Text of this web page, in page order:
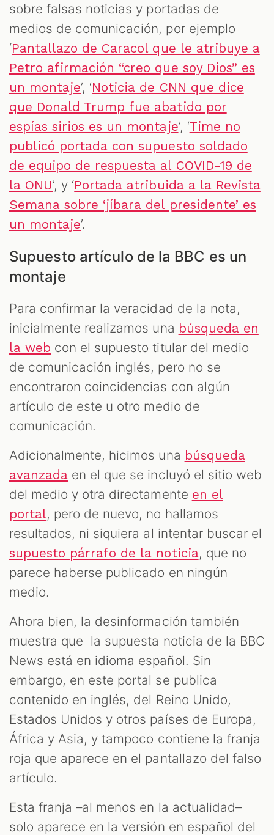
sobre falsas noticias y portadas de
medios de comunicación, por ejemplo
‘Pantallazo de Caracol que le atribuye a
Petro afirmación “creo que soy Dios” es
un montaje’, ‘Noticia de CNN que dice
que Donald Trump fue abatido por
espías sirios es un montaje’, ‘Time no
publicó portada con supuesto soldado
de equipo de respuesta al COVID-19 de
la ONU’, y ‘Portada atribuida a la Revista
Semana sobre ‘jíbara del presidente’ es
un montaje’.
Supuesto artículo de la BBC es un
montaje
Para confirmar la veracidad de la nota,
inicialmente realizamos una búsqueda en
la web con el supuesto titular del medio
de comunicación inglés, pero no se
encontraron coincidencias con algún
artículo de este u otro medio de
comunicación.
Adicionalmente, hicimos una búsqueda
avanzada en el que se incluyó el sitio web
del medio y otra directamente en el
portal, pero de nuevo, no hallamos
resultados, ni siquiera al intentar buscar el
supuesto párrafo de la noticia, que no
parece haberse publicado en ningún
medio.
Ahora bien, la desinformación también
muestra que la supuesta noticia de la BBC
News está en idioma español. Sin
embargo, en este portal se publica
contenido en inglés, del Reino Unido,
Estados Unidos y otros países de Europa,
África y Asia, y tampoco contiene la franja
roja que aparece en el pantallazo del falso
artículo.
Esta franja –al menos en la actualidad–
solo aparece en la versión en español del